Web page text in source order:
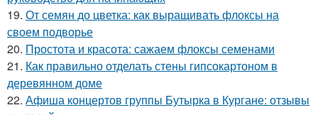
19. От семян до цветка: как выращивать флоксы на
своем подворье
20. Простота и красота: сажаем флоксы семенами
21. Как правильно отделать стены гипсокартоном в
деревянном доме
22. Афиша концертов группы Бутырка в Кургане: отзывы